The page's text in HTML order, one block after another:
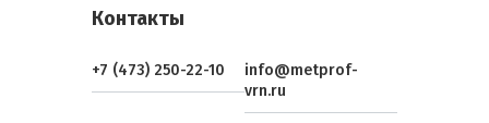
Контакты
+7 (473) 250-22-10
info@metprof-
vrn.ru